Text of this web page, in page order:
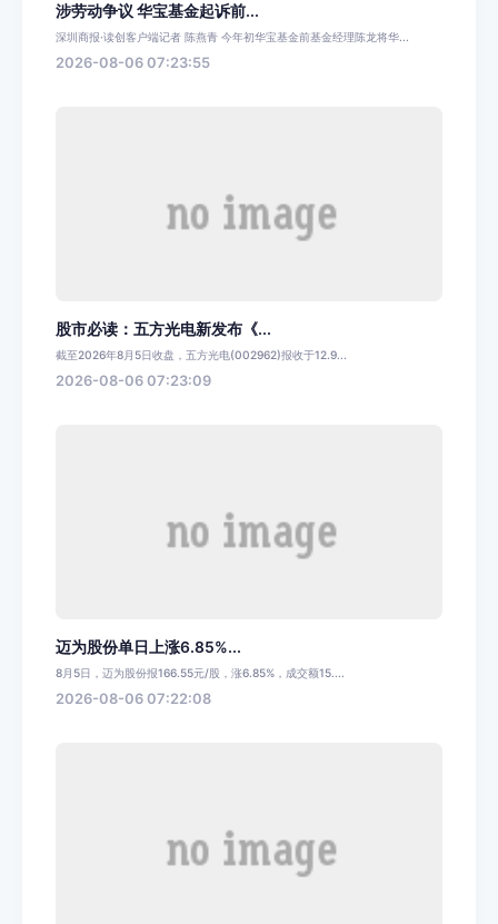
涉劳动争议 华宝基金起诉前...
深圳商报·读创客户端记者 陈燕青 今年初华宝基金前基金经理陈龙将华...
2026-08-06 07:23:55
股市必读：五方光电新发布《...
截至2026年8月5日收盘，五方光电(002962)报收于12.9...
2026-08-06 07:23:09
迈为股份单日上涨6.85%...
8月5日，迈为股份报166.55元/股，涨6.85%，成交额15....
2026-08-06 07:22:08